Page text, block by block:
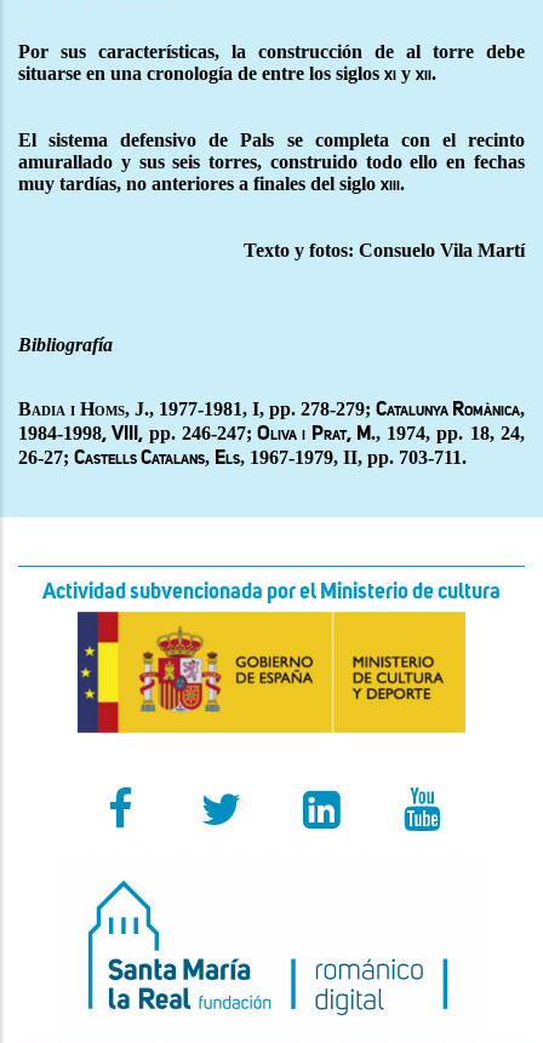
Por sus características, la construcción de al torre debe
situarse en una cronología de entre los siglos xi y xii.
El sistema defensivo de Pals se completa con el recinto
amurallado y sus seis torres, construido todo ello en fechas
muy tardías, no anteriores a finales del siglo xiii.
Texto y fotos: Consuelo Vila Martí
Bibliografía
Badia i Homs, J., 1977-1981, I, pp. 278-279; Catalunya Romànica,
1984-1998, VIII, pp. 246-247; Oliva i Prat, M., 1974, pp. 18, 24,
26-27; Castells Catalans, Els, 1967-1979, II, pp. 703-711.
Actividad subvencionada por el Ministerio de cultura